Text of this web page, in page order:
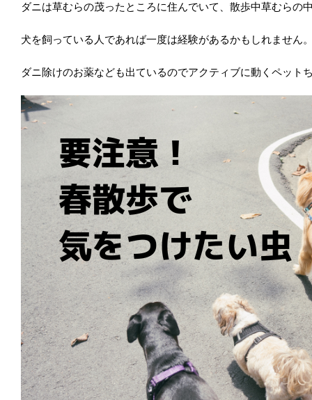
ダニは草むらの茂ったところに住んでいて、散歩中草むら
犬を飼っている人であれば一度は経験があるかもしれません。
ダニ除けのお薬なども出ているのでアクティブに動くペット